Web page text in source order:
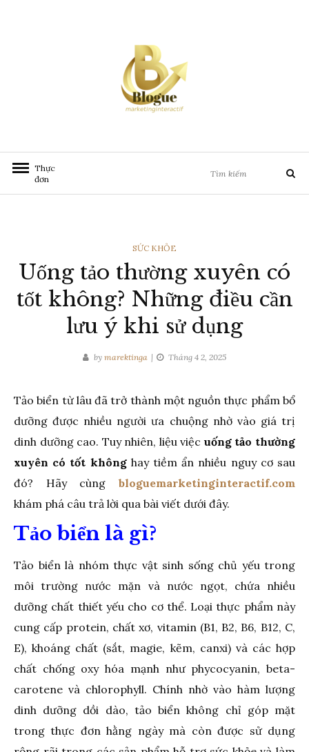
Thực
đơn
kiếm:
Tìm
THỂ
LOẠI
SỨC KHỎE
Uống tảo thường xuyên có
tốt không? Những điều cần
lưu ý khi sử dụng
by marektinga Tháng 4 2, 2025
Tảo biển từ lâu đã trở thành một nguồn thực phẩm bổ
dưỡng được nhiều người ưa chuộng nhờ vào giá trị
dinh dưỡng cao. Tuy nhiên, liệu việc uống tảo thường
xuyên có tốt khônghay tiềm ẩn nhiều nguy cơ sau
đó? Hãy cùng bloguemarketinginteractif.com
khám phá câu trả lời qua bài viết dưới đây.
Tảo biển là gì?
Tảo biển là nhóm thực vật sinh sống chủ yếu trong
môi trường nước mặn và nước ngọt, chứa nhiều
dưỡng chất thiết yếu cho cơ thể. Loại thực phẩm này
cung cấp protein, chất xơ, vitamin (B1, B2, B6, B12, C,
E), khoáng chất (sắt, magie, kẽm, canxi) và các hợp
chất chống oxy hóa mạnh như phycocyanin, beta-
carotene và chlorophyll. Chính nhờ vào hàm lượng
dinh dưỡng dồi dào, tảo biển không chỉ góp mặt
trong thực đơn hằng ngày mà còn được sử dụng